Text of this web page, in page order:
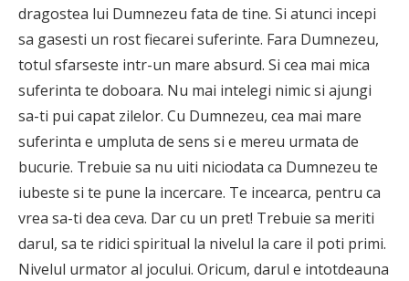
dragostea lui Dumnezeu fata de tine. Si atunci incepi
sa gasesti un rost fiecarei suferinte. Fara Dumnezeu,
totul sfarseste intr-un mare absurd. Si cea mai mica
suferinta te doboara. Nu mai intelegi nimic si ajungi
sa-ti pui capat zilelor. Cu Dumnezeu, cea mai mare
suferinta e umpluta de sens si e mereu urmata de
bucurie. Trebuie sa nu uiti niciodata ca Dumnezeu te
iubeste si te pune la incercare. Te incearca, pentru ca
vrea sa-ti dea ceva. Dar cu un pret! Trebuie sa meriti
darul, sa te ridici spiritual la nivelul la care il poti primi.
Nivelul urmator al jocului. Oricum, darul e intotdeauna